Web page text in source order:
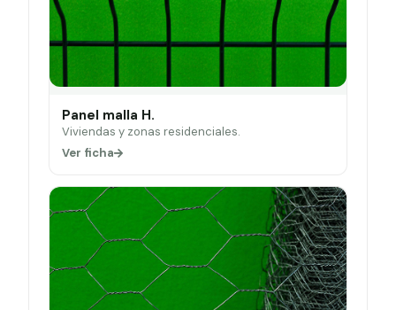
Panel malla H.
Viviendas y zonas residenciales.
Ver ficha